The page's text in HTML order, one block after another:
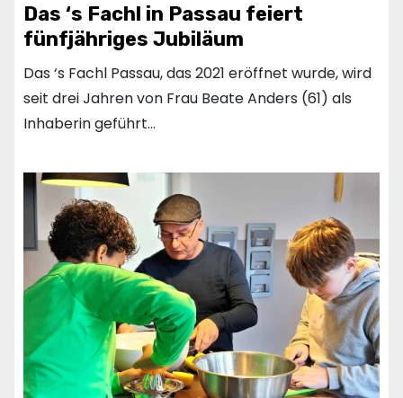
Das ‘s Fachl in Passau feiert
fünfjähriges Jubiläum
Das ‘s Fachl Passau, das 2021 eröffnet wurde, wird
seit drei Jahren von Frau Beate Anders (61) als
Inhaberin geführt…